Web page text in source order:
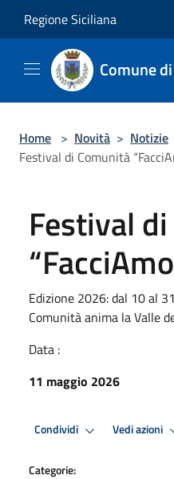
Regione Siciliana
Comune
Home > Novità > Notizie
Festival di Comunità
Festival
Edizione 2026: dal 10 al
Comunità anima la Valle
Data :
11 maggio 2026
Condividi Vedi azioni
Categorie: